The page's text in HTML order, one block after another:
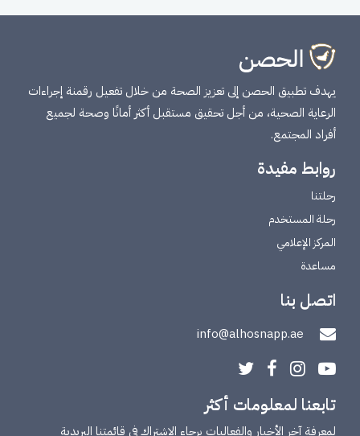
يهدف تطبيق الحصن إلى تعزيز الصحة من خلال تفعيل رقمنة إجراءات
الرعاية الصحية، من أجل تحقيق مستقبل أكثر أمانًا وصحة لجميع
أفراد المجتمع.
روابط مفيدة
رحلتنا
رحلة المستخدم
المركز الإعلامي
مساعدة
اتصل بنا
info@alhosnapp.ae
تابعنا لمعلومات أكثر
لمعرفة آخر الأخبار والفعاليات برجاء الاشتراك في قائمتنا البريدية